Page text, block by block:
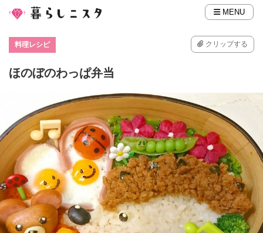
MENU
料理レシピ クリップする
ほのぼのわっぱ弁当